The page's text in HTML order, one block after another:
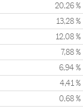
20,26 %
13,28 %
12,08 %
7,88 %
6,94 %
4,41 %
0,68 %